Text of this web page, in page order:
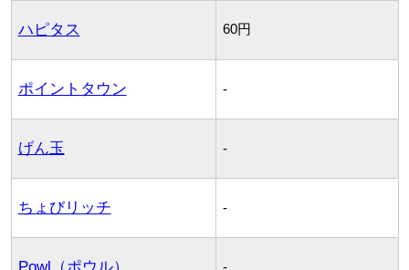
ハピタス 60円
ポイントタウン -
げん玉 -
ちょびリッチ -
-